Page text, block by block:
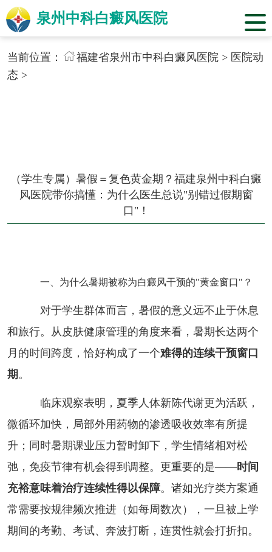
泉州中科白癜风医院
当前位置： 福建省泉州市中科白癜风医院> 医院动
态 >
（学生专属）暑假＝复色黄金期？福建泉州中科白癜
风医院带你搞懂：为什么医生总说"别错过假期窗
口"！
一、为什么暑期被称为白癜风干预的"黄金窗口"？
对于学生群体而言，暑假的意义远不止于休息
和旅行。从皮肤健康管理的角度来看，暑期长达两个
月的时间跨度，恰好构成了一个难得的连续干预窗口
期 。
临床观察表明，夏季人体新陈代谢更为活跃，
微循环加快，局部外用药物的渗透吸收效率有所提
升；同时暑期课业压力暂时卸下，学生情绪相对松
弛，免疫节律有机会得到调整。更重要的是——时间
充裕意味着治疗连续性得以保障。诸如光疗类方案通
常需要按规律频次推进（如每周数次），一旦被上学
期间的考勤、考试、奔波打断，连贯性就会打折扣。